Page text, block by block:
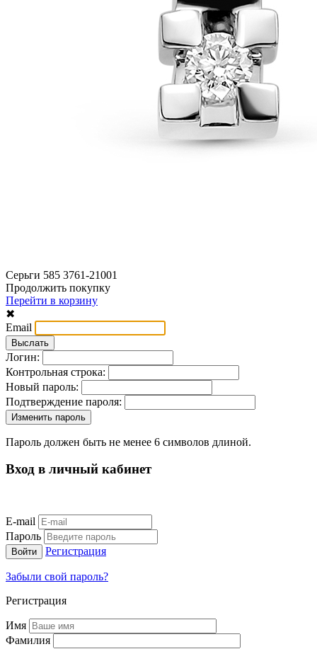
Серьги 585 3761-21001
Продолжить покупку
Перейти в корзину
✖
Email
Логин:
Контрольная строка:
Новый пароль:
Подтверждение пароля:
Пароль должен быть не менее 6 символов длиной.
Вход в личный кабинет
E-mail
Пароль
Регистрация
Забыли свой пароль?
Регистрация
Имя
Фамилия